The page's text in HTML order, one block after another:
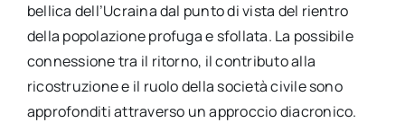
bellica dell’Ucraina dal punto di vista del rientro
della popolazione profuga e sfollata. La possibile
connessione tra il ritorno, il contributo alla
ricostruzione e il ruolo della società civile sono
approfonditi attraverso un approccio diacronico.